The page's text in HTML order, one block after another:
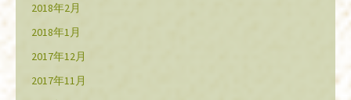
2018年2月
2018年1月
2017年12月
2017年11月